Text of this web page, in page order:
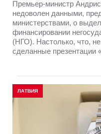
Премьер-министр
недоволен данными,
министерствами, о
финансировании
(НГО). Настолько, что,
сделанные презентации
ЛАТВИЯ